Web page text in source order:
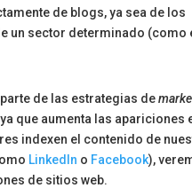
de blogs, ya sea de los
un sector determinado (como
de las estrategias de
que aumenta las apariciones
indexen el contenido de
LinkedIn o Facebook),
de sitios web.